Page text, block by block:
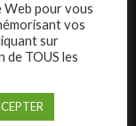
Web pour vous
vos
sur
de TOUS les